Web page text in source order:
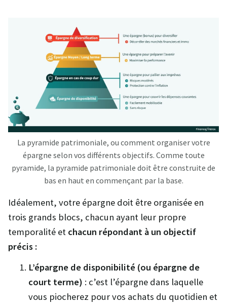
La pyramide patrimoniale, ou comment organiser votre
épargne selon vos différents objectifs. Comme toute
pyramide, la pyramide patrimoniale doit être construite de
bas en haut en commençant par la base.
Idéalement, votre épargne doit être organisée en
trois grands blocs, chacun ayant leur propre
temporalité et chacun répondant à un objectif
précis :
L’épargne de disponibilité (ou épargne de
court terme) : c’est l’épargne dans laquelle
vous piocherez pour vos achats du quotidien et